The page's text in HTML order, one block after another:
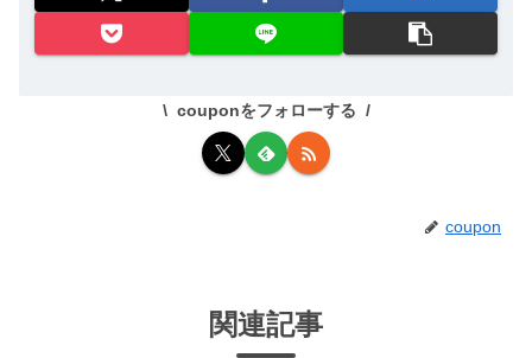
couponをフォローする
coupon
関連記事